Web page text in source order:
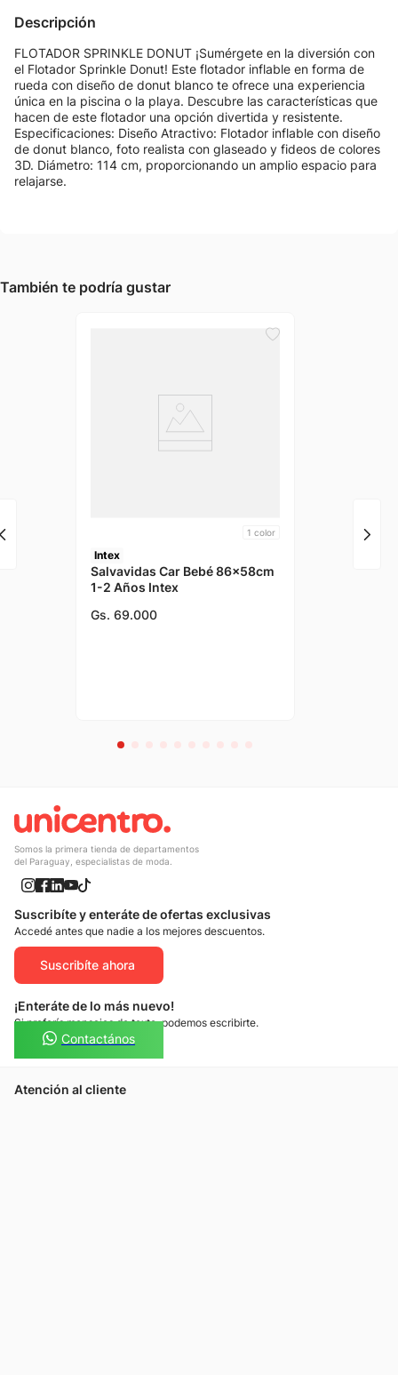
Descripción
FLOTADOR SPRINKLE DONUT ¡Sumérgete en la diversión con
el Flotador Sprinkle Donut! Este flotador inflable en forma de
rueda con diseño de donut blanco te ofrece una experiencia
única en la piscina o la playa. Descubre las características que
hacen de este flotador una opción divertida y resistente.
Especificaciones: Diseño Atractivo: Flotador inflable con diseño
de donut blanco, foto realista con glaseado y fideos de colores
3D. Diámetro: 114 cm, proporcionando un amplio espacio para
relajarse.
También te podría gustar
1 color
Intex
Salvavidas Car Bebé 86x58cm
1-2 Años Intex
Gs. 69.000
Somos la primera tienda de departamentos
del Paraguay, especialistas de moda.
Suscribíte y enteráte de ofertas exclusivas
Accedé antes que nadie a los mejores descuentos.
Suscribíte ahora
¡Enteráte de lo más nuevo!
Si preferís mensajes de texto, podemos escribirte.
Contactános
Atención al cliente